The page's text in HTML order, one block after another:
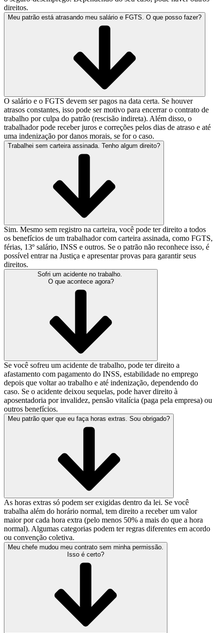
direitos.
Meu patrão está atrasando meu salário e FGTS. O que posso fazer?
O salário e o FGTS devem ser pagos na data certa. Se houver
atrasos constantes, isso pode ser motivo para encerrar o contrato de
trabalho por culpa do patrão (rescisão indireta). Além disso, o
trabalhador pode receber juros e correções pelos dias de atraso e até
uma indenização por danos morais, se for o caso.
Trabalhei sem carteira assinada. Tenho algum direito?
Sim. Mesmo sem registro na carteira, você pode ter direito a todos
os benefícios de um trabalhador com carteira assinada, como FGTS,
férias, 13º salário, INSS e outros. Se o patrão não reconhece isso, é
possível entrar na Justiça e apresentar provas para garantir seus
direitos.
Sofri um acidente no trabalho.
O que acontece agora?
Se você sofreu um acidente de trabalho, pode ter direito a
afastamento com pagamento do INSS, estabilidade no emprego
depois que voltar ao trabalho e até indenização, dependendo do
caso. Se o acidente deixou sequelas, pode haver direito à
aposentadoria por invalidez, pensão vitalícia (paga pela empresa) ou
outros benefícios.
Meu patrão quer que eu faça horas extras. Sou obrigado?
As horas extras só podem ser exigidas dentro da lei. Se você
trabalha além do horário normal, tem direito a receber um valor
maior por cada hora extra (pelo menos 50% a mais do que a hora
normal). Algumas categorias podem ter regras diferentes em acordo
ou convenção coletiva.
Meu chefe mudou meu contrato sem minha permissão.
Isso é certo?